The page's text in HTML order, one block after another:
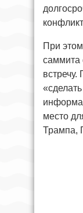
При
саммита
место
Трампа,